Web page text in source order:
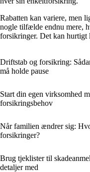
Rabatten kan variere, men
nogle tilfælde endnu mere,
forsikringer. Det kan hurtigt
Driftstab og forsikring:
må holde pause
Start din egen virksomhed
forsikringsbehov
Når familien ændrer sig:
forsikringer?
Brug tjeklister til
detaljer med